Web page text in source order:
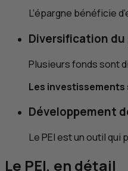
L’épargne bénéficie
Diversification
Plusieurs fonds sont
Les
Développement
LePEIest un outil qui
Le PEI, en détail